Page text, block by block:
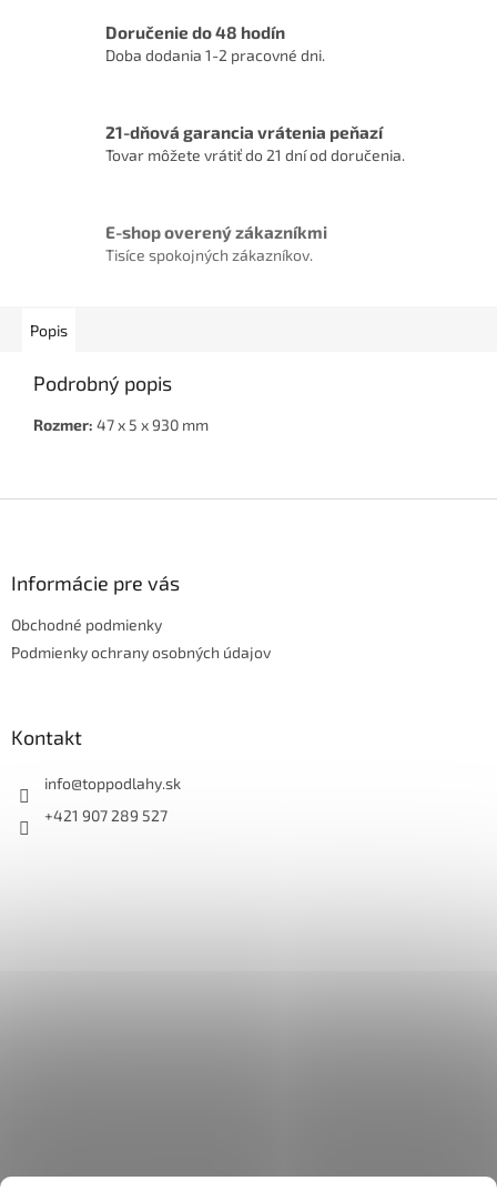
Doručenie do 48 hodín
Doba dodania 1-2 pracovné dni.
21-dňová garancia vrátenia peňazí
Tovar môžete vrátiť do 21 dní od doručenia.
E-shop overený zákazníkmi
Tisíce spokojných zákazníkov.
Popis
Podrobný popis
Rozmer: 47 x 5 x 930 mm
Informácie pre vás
Obchodné podmienky
Podmienky ochrany osobných údajov
Kontakt
info@toppodlahy.sk
+421 907 289 527